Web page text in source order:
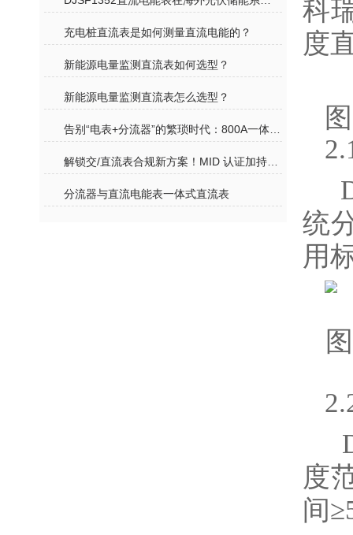
充电桩直流表是如何测量直流电能的？
新能源电量监测直流表如何选型？
新能源电量监测直流表怎么选型？
分流器与直流电能表一体式直流表
科
度
统
用
度
间